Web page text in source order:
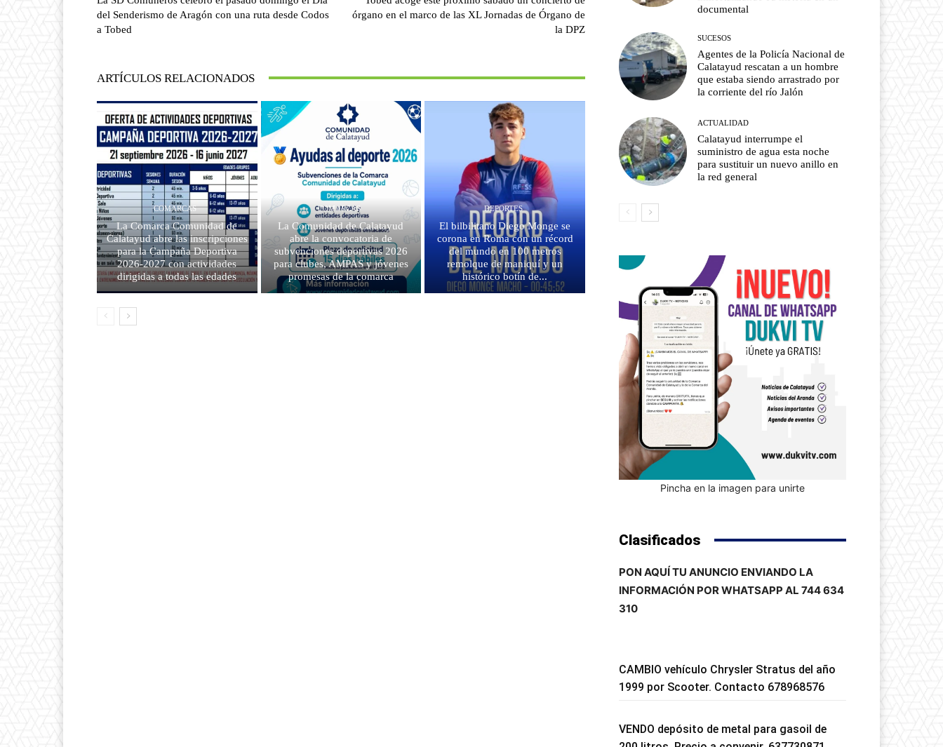
del Senderismo de Aragón con una ruta desde Codos
a Tobed
órgano en el marco de las XL Jornadas de Órgano de
la DPZ
ARTÍCULOS RELACIONADOS
COMARCAS
La Comarca Comunidad de
Calatayud abre las inscripciones
para la Campaña Deportiva
2026-2027 con actividades
dirigidas a todas las edades
COMARCAS
La Comunidad de Calatayud
abre la convocatoria de
subvenciones deportivas 2026
para clubes, AMPAS y jóvenes
promesas de la comarca
DEPORTES
El bilbilitano Diego Monge se
corona en Roma con un récord
del mundo en 100 metros
remolque de maniquí y un
histórico botín de...
documental
SUCESOS
Agentes de la Policía Nacional de
Calatayud rescatan a un hombre
que estaba siendo arrastrado por
la corriente del río Jalón
ACTUALIDAD
Calatayud interrumpe el
suministro de agua esta noche
para sustituir un nuevo anillo en
la red general
Pincha en la imagen para unirte
Clasificados
PON AQUÍ TU ANUNCIO ENVIANDO LA
INFORMACIÓN POR WHATSAPP AL 744 634
310
CAMBIO vehículo Chrysler Stratus del año
1999 por Scooter. Contacto 678968576
VENDO depósito de metal para gasoil de